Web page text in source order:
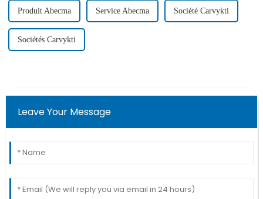
Produit Abecma Service Abecma Société Carvykti
Sociétés Carvykti
Leave Your Message